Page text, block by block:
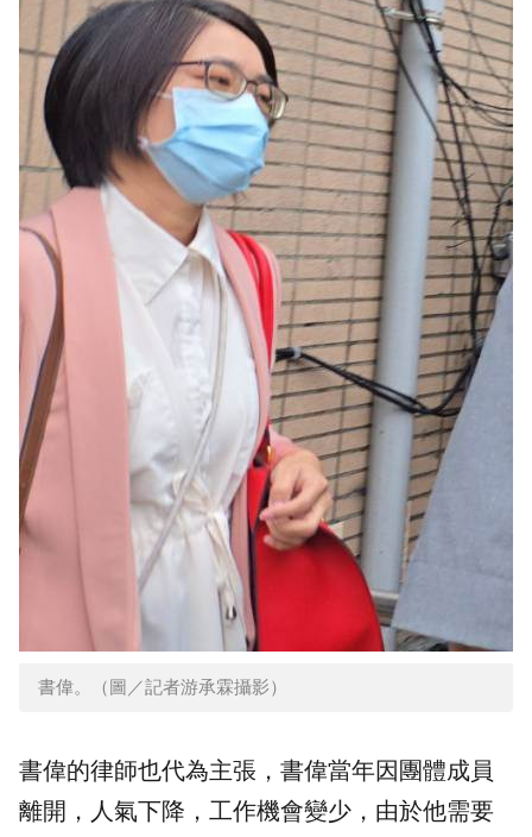
書偉。（圖／記者游承霖攝影）
書偉的律師也代為主張，書偉當年因團體成員
離開，人氣下降，工作機會變少，由於他需要